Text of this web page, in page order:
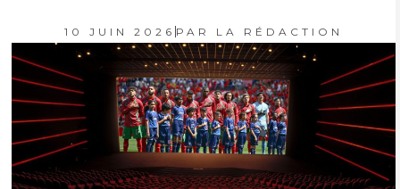
10 JUIN 2026 PAR LA RÉDACTION